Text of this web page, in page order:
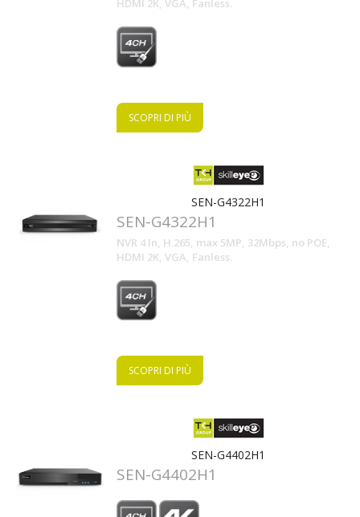
HDMI 2K, VGA, Fanless.
SCOPRI DI PIÙ
SEN-G4322H1
SEN-G4322H1
NVR 4 In, H.265, max 5MP, 32Mbps, no POE,
HDMI 2K, VGA, Fanless.
SCOPRI DI PIÙ
SEN-G4402H1
SEN-G4402H1